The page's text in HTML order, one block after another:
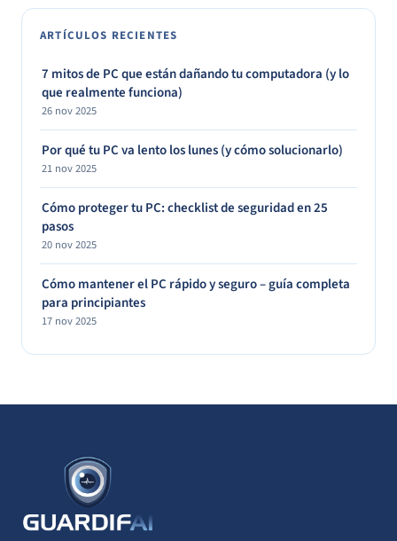
ARTÍCULOS RECIENTES
7 mitos de PC que están dañando tu computadora (y lo
que realmente funciona)
26 nov 2025
Por qué tu PC va lento los lunes (y cómo solucionarlo)
21 nov 2025
Cómo proteger tu PC: checklist de seguridad en 25
pasos
20 nov 2025
Cómo mantener el PC rápido y seguro – guía completa
para principiantes
17 nov 2025